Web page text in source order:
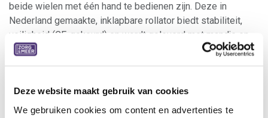
Deze website maakt gebruik van cookies
We gebruiken cookies om content en advertenties te
beide wielen met één hand te bedienen zijn. Deze in
Nederland gemaakte, inklapbare rollator biedt stabiliteit,
veiligheid (CE-gekeurd) en wordt geleverd met mandje en
dienblad
Hoogte: 79 - 100 cm
Gewicht: 10,1 kg